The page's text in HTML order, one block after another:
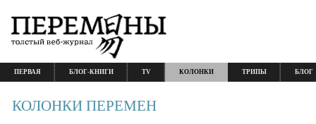
ПЕРВАЯ БЛОГ-КНИГИ TV КОЛОНКИ ТРИПЫ БЛОГ
КОЛОНКИ ПЕРЕМЕН